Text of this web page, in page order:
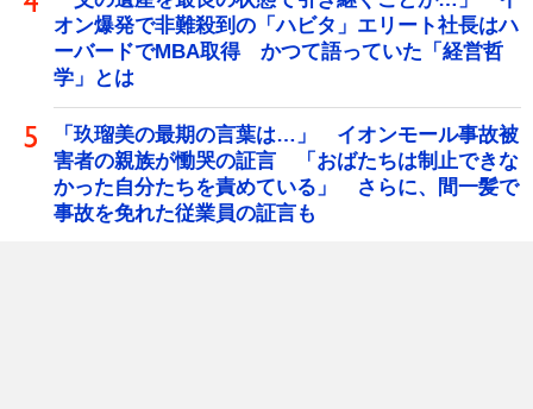
オン爆発で非難殺到の「ハビタ」エリート社長はハ
ーバードでMBA取得 かつて語っていた「経営哲
学」とは
「玖瑠美の最期の言葉は…」 イオンモール事故被
害者の親族が慟哭の証言 「おばたちは制止できな
かった自分たちを責めている」 さらに、間一髪で
事故を免れた従業員の証言も